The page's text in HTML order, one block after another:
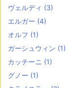
ヴェルディ (3)
エルガー (4)
オルフ (1)
ガーシュウィン (1)
カッチーニ (1)
グノー (1)